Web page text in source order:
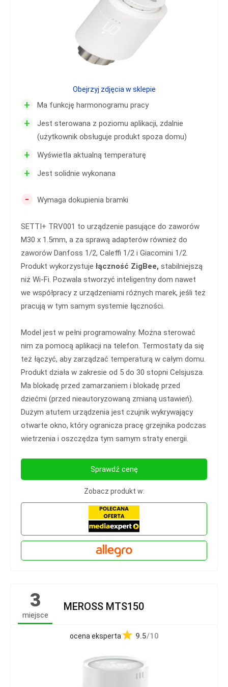
+ Ma funkcję harmonogramu pracy
+
Jest sterowana z poziomu aplikacji, zdalnie
(użytkownik obsługuje produkt spoza domu)
+ Wyświetla aktualną temperaturę
+ Jest solidnie wykonana
- Wymaga dokupienia bramki
SETTI+ TRV001 to urządzenie pasujące do zaworów
M30 x 1.5mm, a za sprawą adapterów również do
zaworów Danfoss 1/2, Caleffi 1/2 i Giacomini 1/2.
Produkt wykorzystuje łączność ZigBee, stabilniejszą
niż Wi-Fi. Pozwala stworzyć inteligentny dom nawet
we współpracy z urządzeniami różnych marek, jeśli też
pracują w tym samym systemie łączności.
Model jest w pełni programowalny. Można sterować
nim za pomocą aplikacji na telefon. Termostaty da się
też łączyć, aby zarządzać temperaturą w całym domu.
Produkt działa w zakresie od 5 do 30 stopni Celsjusza.
Ma blokadę przed zamarzaniem i blokadę przed
dziećmi (przed nieautoryzowaną zmianą ustawień).
Dużym atutem urządzenia jest czujnik wykrywający
otwarte okno, który ogranicza pracę grzejnika podczas
wietrzenia i oszczędza tym samym straty energii.
Obejrzyj zdjęcia w sklepie
Sprawdź cenę
Zobacz produkt w:
3
miejsce
MEROSS MTS150
ocena eksperta 9.5/10